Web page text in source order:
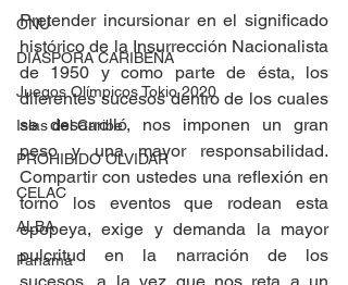
ONU
DIÁSPORA CARIBEÑA
Juegos Olímpicos Tokio 2020
Islas del Caribe
PROHIBIDO OLVIDAR
CELAC
ALBA
Panamá
Pretender incursionar en el significado
histórico de la Insurrección Nacionalista
de 1950 y como parte de ésta, los
diferentes sucesos dentro de los cuales
se desarrolló, nos imponen un gran
peso y una mayor responsabilidad.
Compartir con ustedes una reflexión en
torno los eventos que rodean esta
epopeya, exige y demanda la mayor
pulcritud en la narración de los